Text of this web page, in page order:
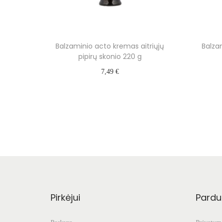
Balzaminio acto kremas aitriųjų
pipirų skonio 220 g
7,49 €
Pirkėjui